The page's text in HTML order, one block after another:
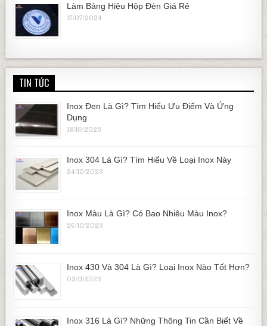
Làm Bảng Hiệu Hộp Đèn Giá Rẻ
17/07/2024
TIN TỨC
Inox Đen Là Gì? Tìm Hiểu Ưu Điểm Và Ứng
Dụng
18/10/2023
Inox 304 Là Gì? Tìm Hiểu Về Loại Inox Này
24/10/2023
Inox Màu Là Gì? Có Bao Nhiêu Màu Inox?
26/10/2023
Inox 430 Và 304 Là Gì? Loại Inox Nào Tốt Hơn?
02/11/2023
Inox 316 Là Gì? Những Thông Tin Cần Biết Về